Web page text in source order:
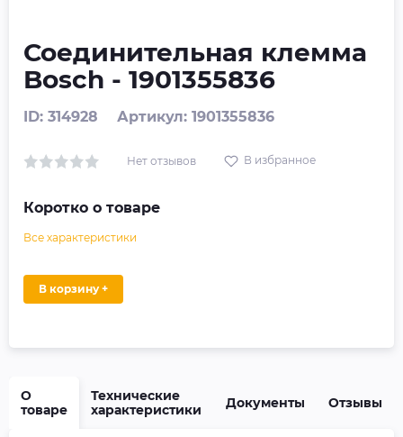
Соединительная клемма
Bosch - 1901355836
ID: 314928 Артикул: 1901355836
Нет отзывов В избранное
Коротко о товаре
Все характеристики
В корзину +
О
товаре
Технические
характеристики
Документы Отзывы